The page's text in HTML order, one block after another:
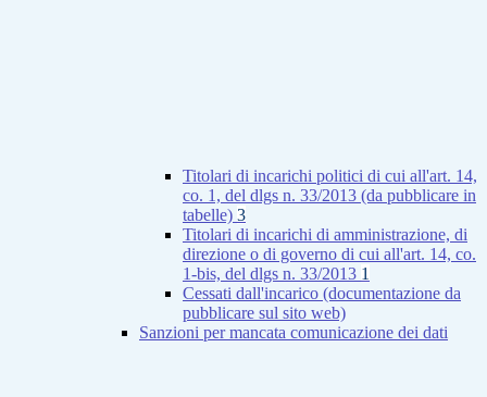
Titolari di incarichi politici di cui all'art. 14,
co. 1, del dlgs n. 33/2013 (da pubblicare in
tabelle) 3
Titolari di incarichi di amministrazione, di
direzione o di governo di cui all'art. 14, co.
1-bis, del dlgs n. 33/2013 1
Cessati dall'incarico (documentazione da
pubblicare sul sito web)
Sanzioni per mancata comunicazione dei dati